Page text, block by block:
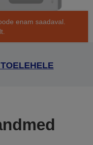
enam saadaval.